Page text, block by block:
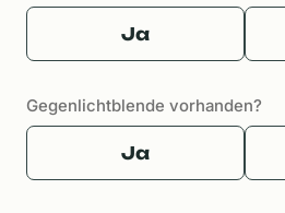
Ja
Gegenlichtblende vorhanden?
Ja